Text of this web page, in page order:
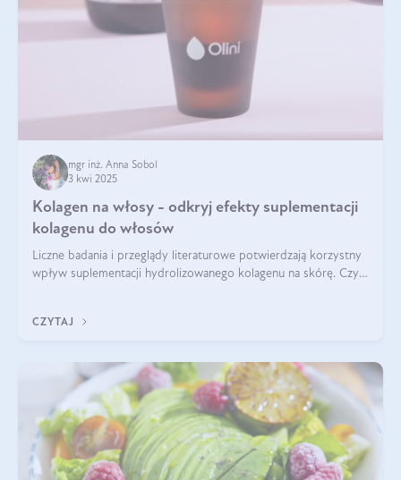
mgr inż. Anna Sobol
3 kwi 2025
Kolagen na włosy - odkryj efekty suplementacji
kolagenu do włosów
Liczne badania i przeglądy literaturowe potwierdzają korzystny
wpływ suplementacji hydrolizowanego kolagenu na skórę. Czy
CZYTAJ